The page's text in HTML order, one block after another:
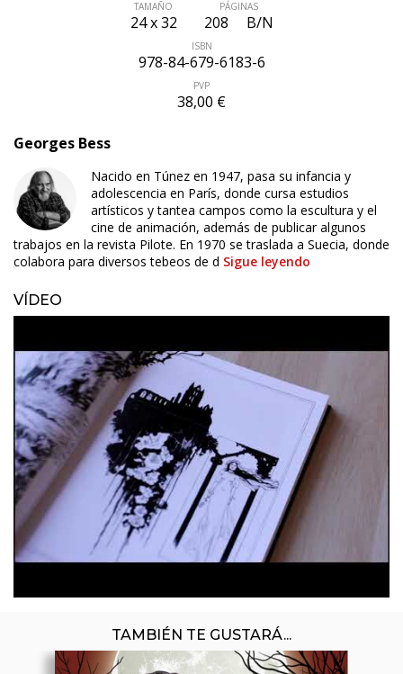
TAMAÑO
24 x 32
PÁGINAS
208 B/N
ISBN
978-84-679-6183-6
PVP
38,00 €
Georges Bess
Nacido en Túnez en 1947, pasa su infancia y
adolescencia en París, donde cursa estudios
artísticos y tantea campos como la escultura y el
cine de animación, además de publicar algunos
trabajos en la revista Pilote. En 1970 se traslada a Suecia, donde
colabora para diversos tebeos de d Sigue leyendo
VÍDEO
TAMBIÉN TE GUSTARÁ...